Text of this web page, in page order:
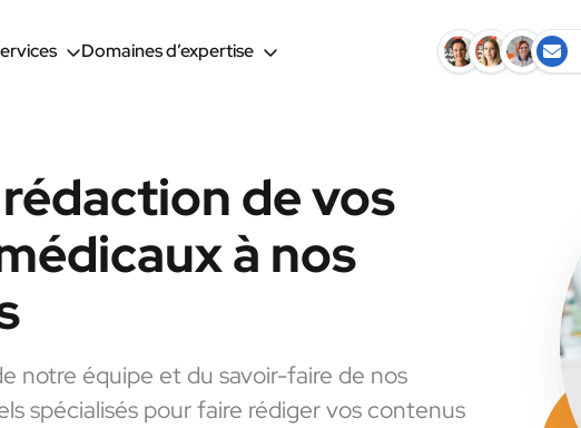
Domaines d’expertise
de vos
à nos
notre équipe et du savoir-faire de nos
spécialisés pour faire rédiger vos contenus